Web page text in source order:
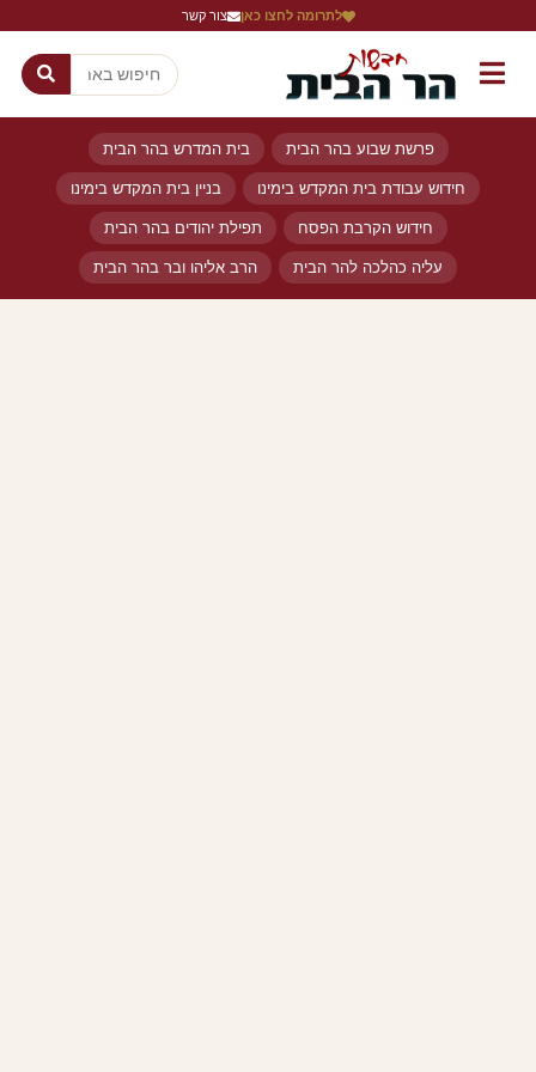
לתרומה לחצו כאן צור קשר
פרשת שבוע בהר הבית בית המדרש בהר הבית
חידוש עבודת בית המקדש בימינו בניין בית המקדש בימינו
חידוש הקרבת הפסח תפילת יהודים בהר הבית
עליה כהלכה להר הבית הרב אליהו ובר בהר הבית